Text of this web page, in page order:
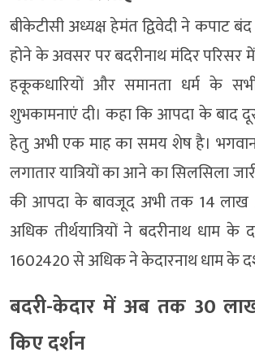
बीकेटीसी अध्यक्ष हेमंत द्विवेदी ने कपाट
होने के अवसर पर बदरीनाथ मंदिर परिसर में
हकूकधारियों और समानता धर्म के
शुभकामनाएं दी। कहा कि आपदा के बाद
हेतु अभी एक माह का समय शेष है।
लगातार यात्रियों का आने का सिलसिला
की आपदा के बावजूद अभी तक 14 लाख
अधिक तीर्थयात्रियों ने बदरीनाथ धाम के
1602420 से अधिक ने केदारनाथ धाम के
बदरी-केदार में अब तक 30
किए दर्शन